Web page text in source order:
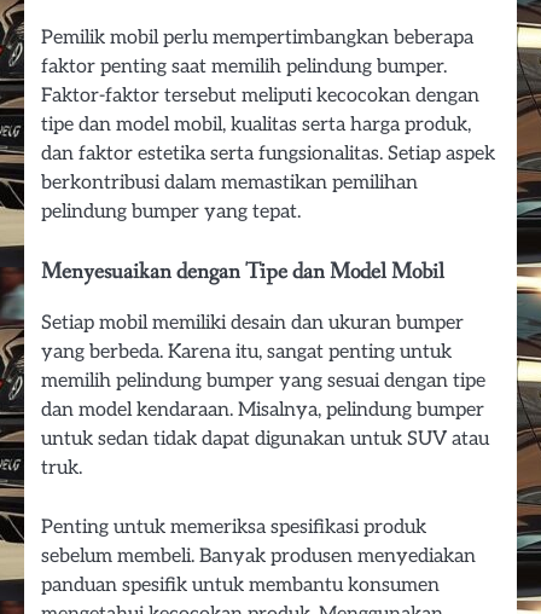
Pemilik mobil perlu mempertimbangkan beberapa
faktor penting saat memilih pelindung bumper.
Faktor-faktor tersebut meliputi kecocokan dengan
tipe dan model mobil, kualitas serta harga produk,
dan faktor estetika serta fungsionalitas. Setiap aspek
berkontribusi dalam memastikan pemilihan
pelindung bumper yang tepat.
Menyesuaikan dengan Tipe dan Model Mobil
Setiap mobil memiliki desain dan ukuran bumper
yang berbeda. Karena itu, sangat penting untuk
memilih pelindung bumper yang sesuai dengan tipe
dan model kendaraan. Misalnya, pelindung bumper
untuk sedan tidak dapat digunakan untuk SUV atau
truk.
Penting untuk memeriksa spesifikasi produk
sebelum membeli. Banyak produsen menyediakan
panduan spesifik untuk membantu konsumen